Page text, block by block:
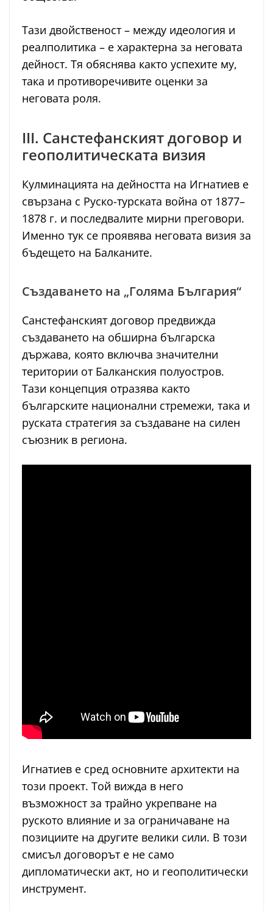
Тази двойственост – между идеология и
реалполитика – е характерна за неговата
дейност. Тя обяснява както успехите му,
така и противоречивите оценки за
неговата роля.
III. Санстефанският договор и
геополитическата визия
Кулминацията на дейността на Игнатиев е
свързана с Руско-турската война от 1877–
1878 г. и последвалите мирни преговори.
Именно тук се проявява неговата визия за
бъдещето на Балканите.
Създаването на „Голяма България“
Санстефанският договор предвижда
създаването на обширна българска
държава, която включва значителни
територии от Балканския полуостров.
Тази концепция отразява както
българските национални стремежи, така и
руската стратегия за създаване на силен
съюзник в региона.
Игнатиев е сред основните архитекти на
този проект. Той вижда в него
възможност за трайно укрепване на
руското влияние и за ограничаване на
позициите на другите велики сили. В този
смисъл договорът е не само
дипломатически акт, но и геополитически
инструмент.